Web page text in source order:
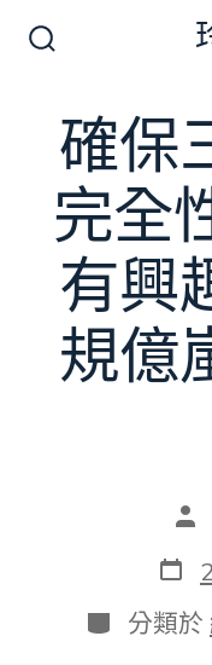
切
換
開
關確保
完全
有興
規億
文
作
者
發
表
日
期
分
類
分類於